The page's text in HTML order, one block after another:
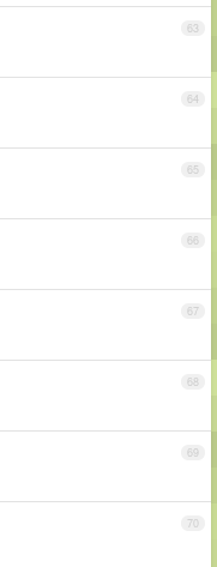
63
64
65
66
67
68
69
70